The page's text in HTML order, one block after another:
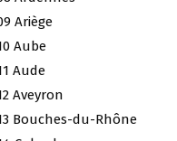
Ariège
Aube
Aude
Aveyron
Bouches-du-Rhône